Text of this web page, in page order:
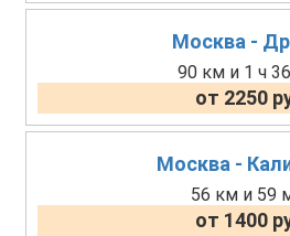
Москва -
90 км и 1 ч
от 2250
Москва -
56 км и 59
от 1400